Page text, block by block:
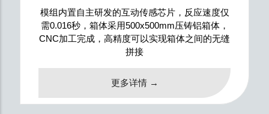
模组内置自主研发的互动传感芯片，反应速度仅
需0.016秒，箱体采用500x500mm压铸铝箱体，
CNC加工完成，高精度可以实现箱体之间的无缝
拼接
更多详情 →